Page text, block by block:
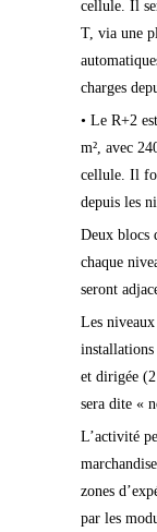
cellule. Il
T, via une
charges
• Le R+2
m², avec
cellule. Il
depuis les
Deux blocs
chaque
seront
Les
et dirigée
sera dite «
L’activité
zones
par les